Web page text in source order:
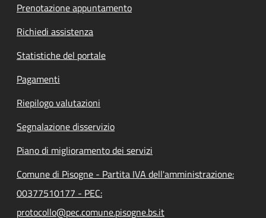
Prenotazione appuntamento
Richiedi assistenza
Statistiche del portale
Pagamenti
Riepilogo valutazioni
Segnalazione disservizio
Piano di miglioramento dei servizi
Comune di Pisogne - Partita IVA dell'amministrazione:
00377510177 - PEC:
protocollo@pec.comune.pisogne.bs.it